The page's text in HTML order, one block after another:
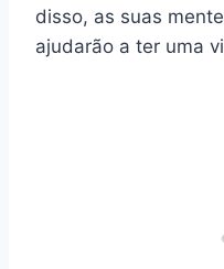
disso, as suas
ajudarão a ter uma